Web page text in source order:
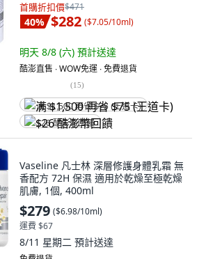
首購折扣價$471
40% $282 ($7.05/10ml)
明天 8/8 (六) 預計送達
酷澎直售 ∙ WOW免運 ∙ 免費退貨
(15)
满 $1,500 再省 $75 (王道卡)
$26 酷澎幣回饋
Vaseline 凡士林 深層修護身體乳霜 無
香配方 72H 保濕 適用於乾燥至極乾燥
肌膚, 1個, 400ml
$279 ($6.98/10ml)
運費 $67
8/11 星期二 預計送達